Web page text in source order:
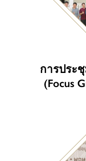
การประ
(Focus